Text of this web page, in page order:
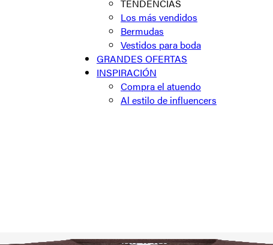
TENDENCIAS
Los más vendidos
Bermudas
Vestidos para boda
GRANDES OFERTAS
INSPIRACIÓN
Compra el atuendo
Al estilo de influencers